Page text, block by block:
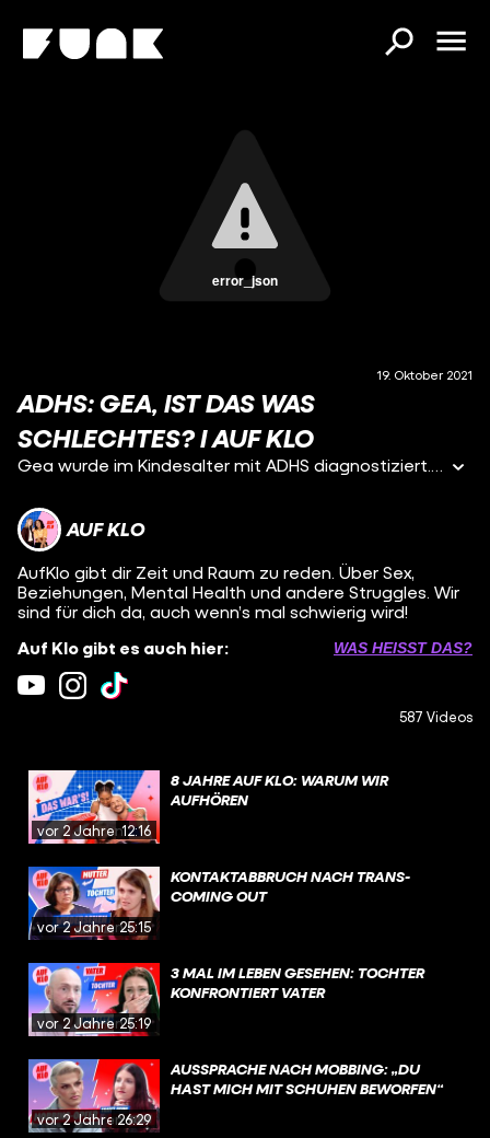
error_json
19. Oktober 2021
ADHS: GEA, IST DAS WAS
SCHLECHTES? I AUF KLO
Gea wurde im Kindesalter mit ADHS diagnostiziert. ADHS steht für Aufmerksamkeitsdefizit-Hyperaktivitätsstörung/syndrom. Doch die Diagnose geriet in Vergessenheit und wurde erst mit Anfang 20 erneut diagnostiziert. In dieser Folge von Auf Klo erzählt Gea, wie ADHS Geas Alltag beeinflusst, dass ADHS auch eine Superpower sein kann und warum Geas Hund Yoshi der beste Fidget Spinner ist. Hier findest du weitere Infos und Beratungstellen zum Thema ADHS: http://www.adhs-deutschland.de/Home/Unser-Angebot/beratung.aspx https://www.adhs-ratgeber.com/adhs-hilfe-bei-chaos-desorganisation.html #AufKlo Zwei Menschen. Eine Klokabine. Und endlich mal Zeit, über die wichtigen Dinge des Lebens zu sprechen: Über Mode und Menstruation. Über das erste Mal und über Schokokuchen. Über dicke Körper und Schmalspurrapper. Wir begeben uns ins Dazwischen, lieben und leben den Bruch. Folgt uns auf ...TikTok: https://www.tiktok.com/@aufklo ...Instagram: https://www.instagram.com/aufklo YEAH! Wir gehören auch zu #funk. Schaut da mal rein: YouTube: https://www.youtube.com/funkofficial Instagram: https://www.instagram.com/funk TikTok: https://www.tiktok.com/@funk Website: https://go.funk.net https://go.funk.net/impressum
AUF KLO
AufKlo gibt dir Zeit und Raum zu reden. Über Sex,
Beziehungen, Mental Health und andere Struggles. Wir
sind für dich da, auch wenn’s mal schwierig wird!
Auf Klo gibt es auch hier:
WAS HEISST DAS?
587 Videos
vor 2 Jahren12:16
8 JAHRE AUF KLO: WARUM WIR
AUFHÖREN
vor 2 Jahren25:15
KONTAKTABBRUCH NACH TRANS-
COMING OUT
vor 2 Jahren25:19
3 MAL IM LEBEN GESEHEN: TOCHTER
KONFRONTIERT VATER
vor 2 Jahren26:29
AUSSPRACHE NACH MOBBING: „DU
HAST MICH MIT SCHUHEN BEWORFEN“